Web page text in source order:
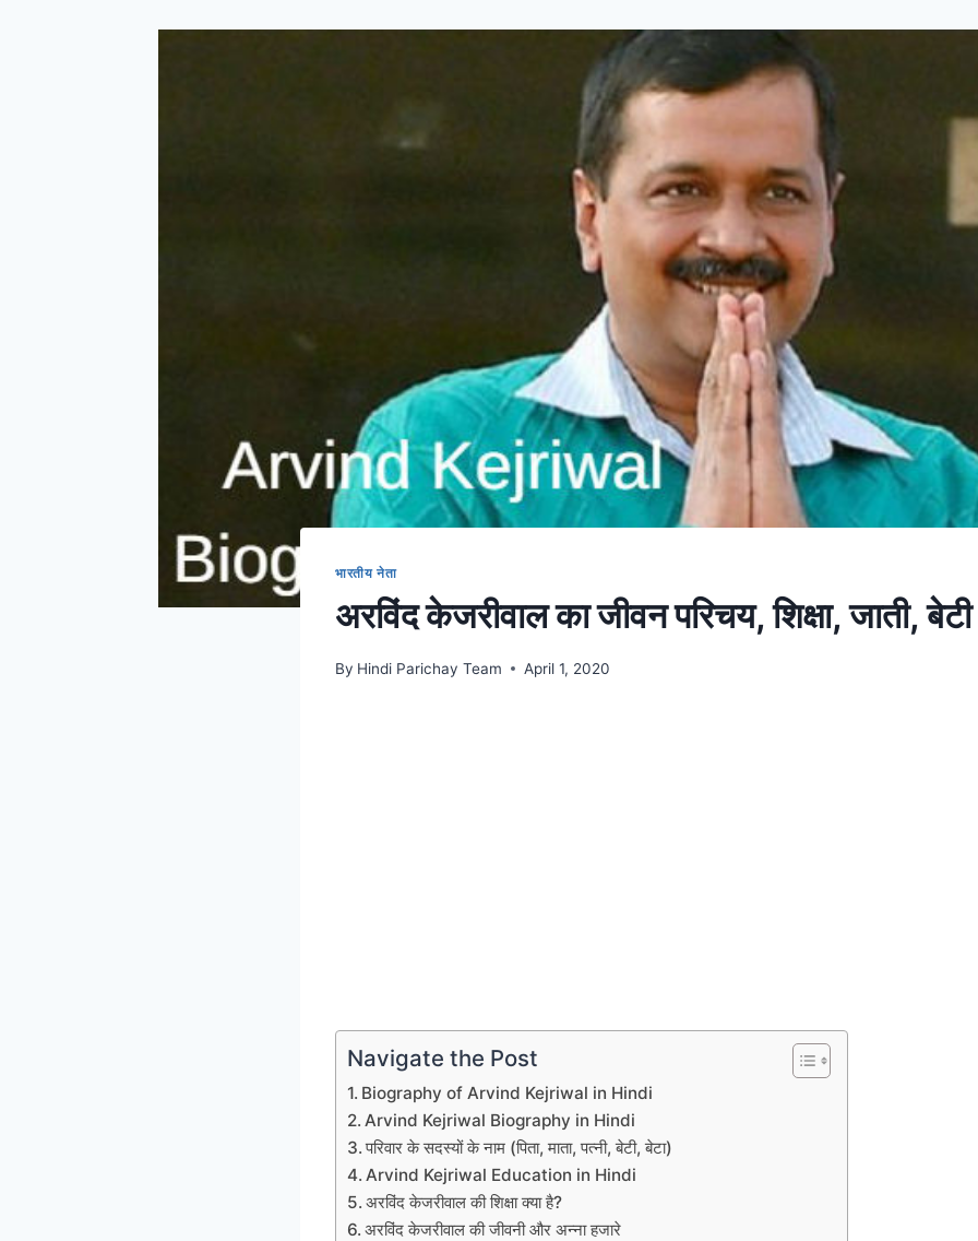
भारतीय नेता
अरविंद केजरीवाल का जीवन परिचय, शिक्षा, जाती, बेटी
By Hindi Parichay Team April 1, 2020
Navigate the Post
Biography of Arvind Kejriwal in Hindi
Arvind Kejriwal Biography in Hindi
परिवार के सदस्यों के नाम (पिता, माता, पत्नी, बेटी, बेटा)
Arvind Kejriwal Education in Hindi
अरविंद केजरीवाल की शिक्षा क्या है?
अरविंद केजरीवाल की जीवनी और अन्ना हजारे